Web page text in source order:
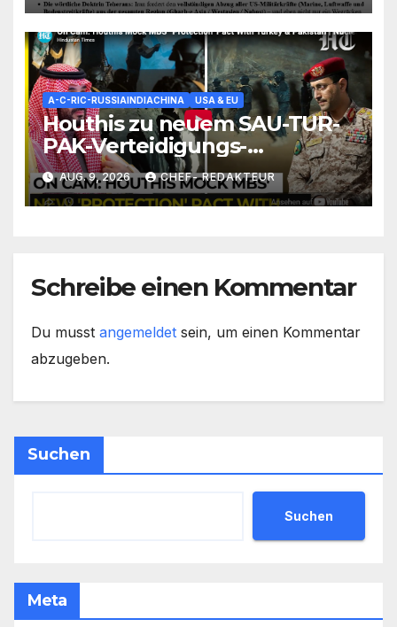
A-C-RIC-RUSSIAINDIACHINA USA & EU
Houthis zu neuem SAU-TUR-
PAK-Verteidigungs-
Abkommen: Tretet nicht
gegen Yemen an (sonst wirds
hart)
AUG. 9, 2026 CHEF- REDAKTEUR
Schreibe einen Kommentar
Du musst angemeldet sein, um einen Kommentar
abzugeben.
Suchen
Suchen
Meta